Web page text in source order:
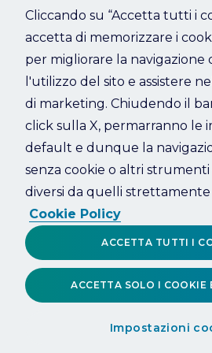
Refresh
Cliccando su “Accetta tutti i
accetta di memorizzare i
per migliorare la navigazione
l'utilizzo del sito e assistere
di marketing. Chiudendo il
click sulla X, permarranno le
default e dunque la
senza cookie o altri
diversi da quelli strettamente
Cookie Policy
Impostazioni
ACCETTA SOLO I COOKIE
ACCETTA TUTTI I